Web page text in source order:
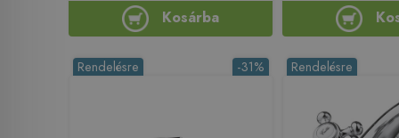
Kosárba
-31%
Rendelésre Rendelésre